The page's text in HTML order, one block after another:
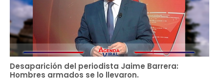
Desaparición del periodista Jaime Barrera:
Hombres armados se lo llevaron.